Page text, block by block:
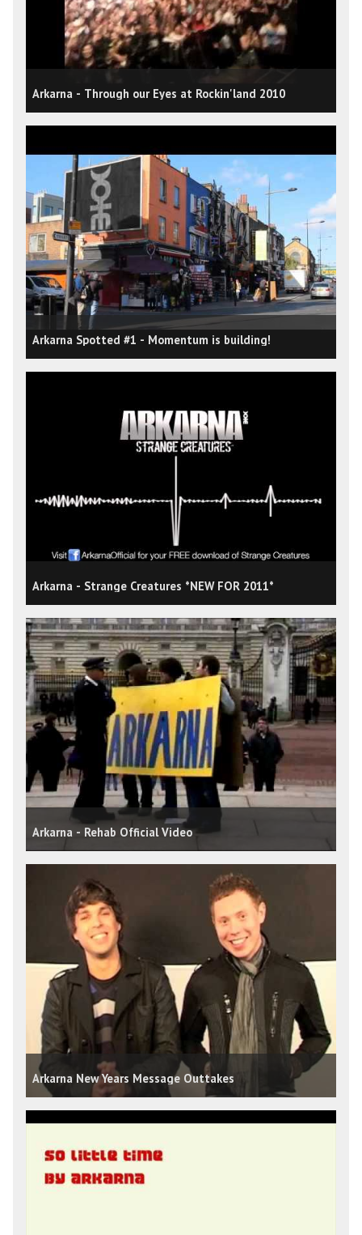
Arkarna - Through our Eyes at Rockin'land 2010
Arkarna Spotted #1 - Momentum is building!
Arkarna - Strange Creatures *NEW FOR 2011*
Arkarna - Rehab Official Video
Arkarna New Years Message Outtakes